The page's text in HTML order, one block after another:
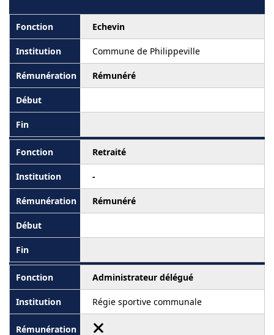
Echevin
Commune de Philippeville
Rémunéré
Retraité
-
Rémunéré
Administrateur délégué
Régie sportive communale